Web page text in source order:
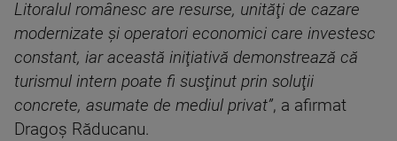
Litoralul românesc are resurse, unităţi de cazare
modernizate şi operatori economici care investesc
constant, iar această iniţiativă demonstrează că
turismul intern poate fi susţinut prin soluţii
concrete, asumate de mediul privat”, a afirmat
Dragoş Răducanu.